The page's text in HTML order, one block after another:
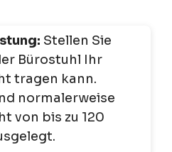
Stellen Sie
Bürostuhl Ihr
tragen kann.
normalerweise
von bis zu 120